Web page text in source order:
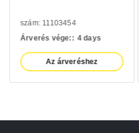
szám: 11103454
Árverés vége:: 4 days
Az árveréshez